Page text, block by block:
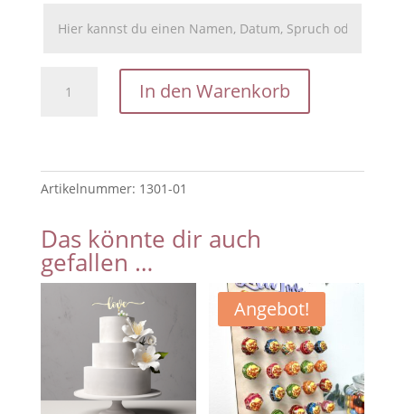
Bräutigam
Hochzeit
In den Warenkorb
Artikelnummer: 1301-01
Das könnte dir auch
gefallen …
Angebot!